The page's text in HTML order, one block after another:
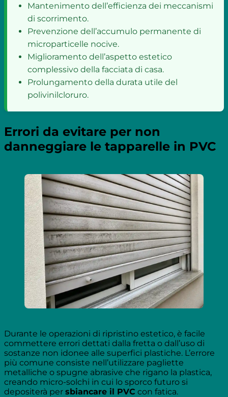
Mantenimento dell’efficienza dei meccanismi
di scorrimento.
Prevenzione dell’accumulo permanente di
microparticelle nocive.
Miglioramento dell’aspetto estetico
complessivo della facciata di casa.
Prolungamento della durata utile del
polivinilcloruro.
Errori da evitare per non
danneggiare le tapparelle in PVC
Durante le operazioni di ripristino estetico, è facile
commettere errori dettati dalla fretta o dall’uso di
sostanze non idonee alle superfici plastiche. L’errore
più comune consiste nell’utilizzare pagliette
metalliche o spugne abrasive che rigano la plastica,
creando micro-solchi in cui lo sporco futuro si
depositerà per sbiancare il PVC con fatica.